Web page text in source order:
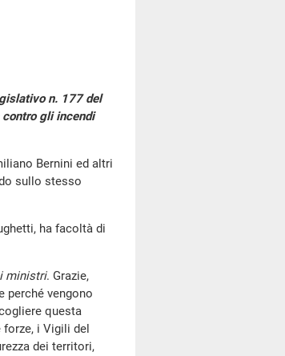
n. 177 del
gli incendi
Bernini ed altri
sullo stesso
ha facoltà di
ministri. Grazie,
perché vengono
questa
i Vigili del
dei territori,